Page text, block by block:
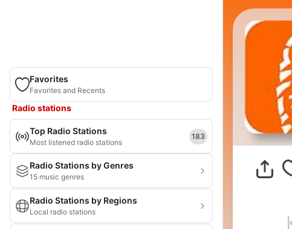
Favorites
Favorites and Recents
Radio stations
Top Radio Stations
Most listened radio stations
183
Radio Stations by Genres
15 music genres
Radio Stations by Regions
Local radio stations